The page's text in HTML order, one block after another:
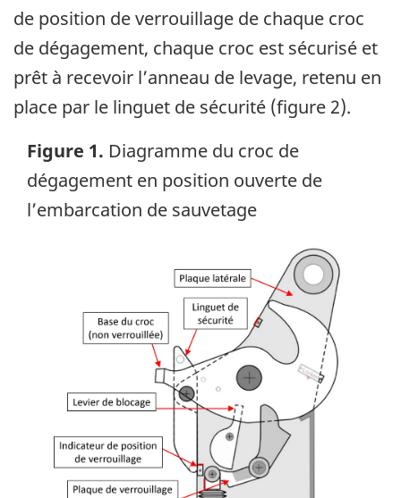
de position de verrouillage de chaque croc
de dégagement, chaque croc est sécurisé et
prêt à recevoir l’anneau de levage, retenu en
place par le linguet de sécurité (figure 2).
Figure 1. Diagramme du croc de
dégagement en position ouverte de
l’embarcation de sauvetage